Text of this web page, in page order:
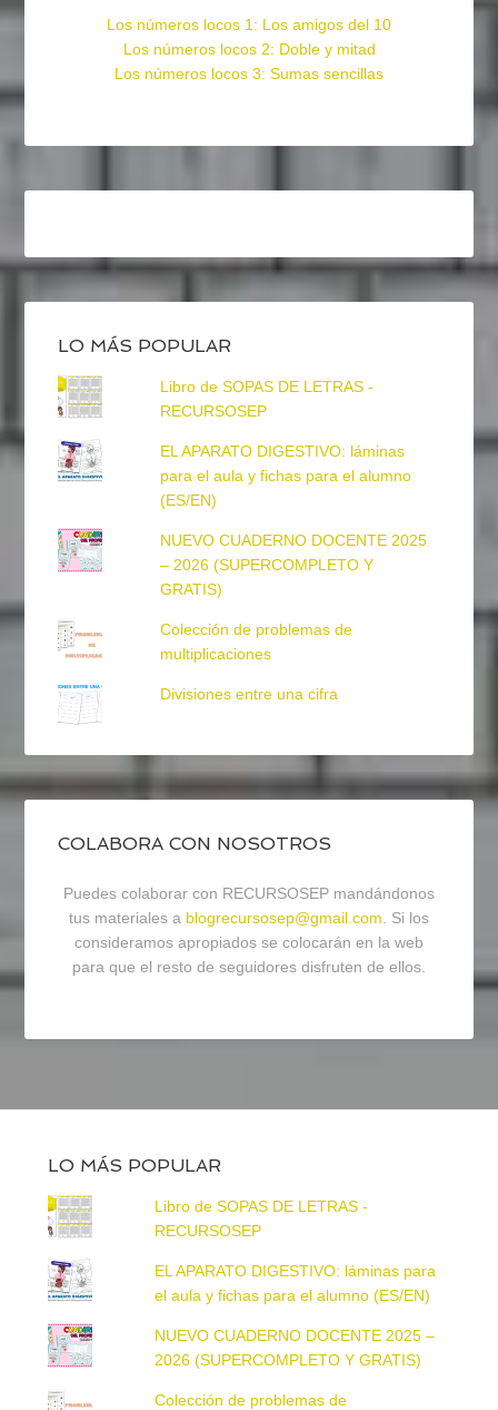
Los números locos 1: Los amigos del 10
Los números locos 2: Doble y mitad
Los números locos 3: Sumas sencillas
LO MÁS POPULAR
Libro de SOPAS DE LETRAS -
RECURSOSEP
EL APARATO DIGESTIVO: láminas
para el aula y fichas para el alumno
(ES/EN)
NUEVO CUADERNO DOCENTE 2025
– 2026 (SUPERCOMPLETO Y
GRATIS)
Colección de problemas de
multiplicaciones
Divisiones entre una cifra
COLABORA CON NOSOTROS
Puedes colaborar con RECURSOSEP mandándonos
tus materiales a blogrecursosep@gmail.com. Si los
consideramos apropiados se colocarán en la web
para que el resto de seguidores disfruten de ellos.
LO MÁS POPULAR
Libro de SOPAS DE LETRAS -
RECURSOSEP
EL APARATO DIGESTIVO: láminas para
el aula y fichas para el alumno (ES/EN)
NUEVO CUADERNO DOCENTE 2025 –
2026 (SUPERCOMPLETO Y GRATIS)
Colección de problemas de